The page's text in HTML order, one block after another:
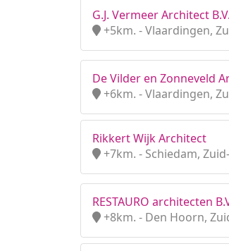
G.J. Vermeer Architect B.V.
+5km. - Vlaardingen,
De Vilder en Zonneveld
+6km. - Vlaardingen,
Rikkert Wijk Architect
+7km. - Schiedam,
RESTAURO architecten
+8km. - Den Hoorn,